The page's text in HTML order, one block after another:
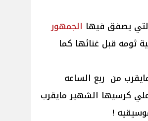
يصفق فيها الجمهور
ثومه قبل غنائها كما
من ربع الساعه
كرسيها الشهير مايقرب
!